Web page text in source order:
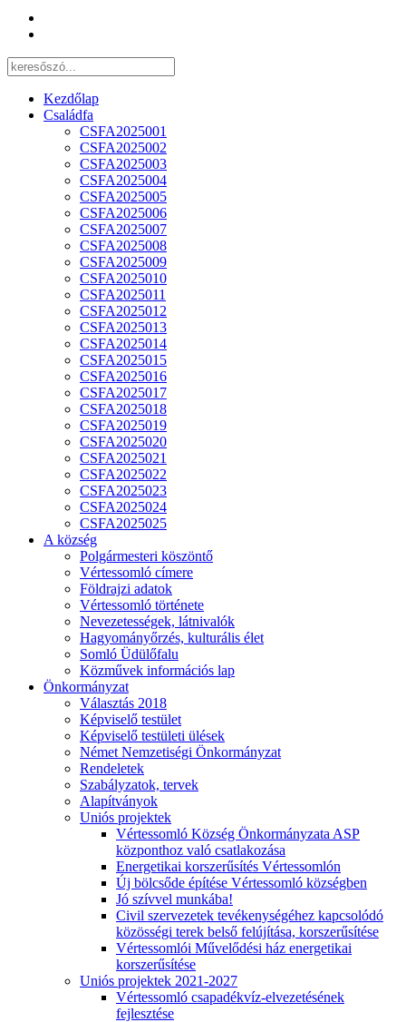
Kezdőlap
Családfa
CSFA2025001
CSFA2025002
CSFA2025003
CSFA2025004
CSFA2025005
CSFA2025006
CSFA2025007
CSFA2025008
CSFA2025009
CSFA2025010
CSFA2025011
CSFA2025012
CSFA2025013
CSFA2025014
CSFA2025015
CSFA2025016
CSFA2025017
CSFA2025018
CSFA2025019
CSFA2025020
CSFA2025021
CSFA2025022
CSFA2025023
CSFA2025024
CSFA2025025
A község
Polgármesteri köszöntő
Vértessomló címere
Földrajzi adatok
Vértessomló története
Nevezetességek, látnivalók
Hagyományőrzés, kulturális élet
Somló Üdülőfalu
Közművek információs lap
Önkormányzat
Választás 2018
Képviselő testület
Képviselő testületi ülések
Német Nemzetiségi Önkormányzat
Rendeletek
Szabályzatok, tervek
Alapítványok
Uniós projektek
Vértessomló Község Önkormányzata ASP
központhoz való csatlakozása
Energetikai korszerűsítés Vértessomlón
Új bölcsőde építése Vértessomló községben
Jó szívvel munkába!
Civil szervezetek tevékenységéhez kapcsolódó
közösségi terek belső felújítása, korszerűsítése
Vértessomlói Művelődési ház energetikai
korszerűsítése
Uniós projektek 2021-2027
Vértessomló csapadékvíz-elvezetésének
fejlesztése